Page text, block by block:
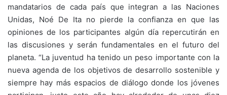
mandatarios de cada país que integran a las Naciones
Unidas, Noé De Ita no pierde la confianza en que las
opiniones de los participantes algún día repercutirán en
las discusiones y serán fundamentales en el futuro del
planeta. “La juventud ha tenido un peso importante con la
nueva agenda de los objetivos de desarrollo sostenible y
siempre hay más espacios de diálogo donde los jóvenes